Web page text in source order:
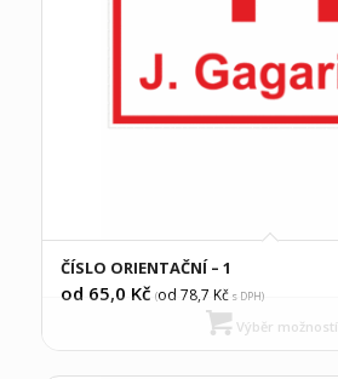
ČÍSLO ORIENTAČNÍ – 1
od 65,0 Kč (od 78,7 Kčs DPH)
Výběr možností